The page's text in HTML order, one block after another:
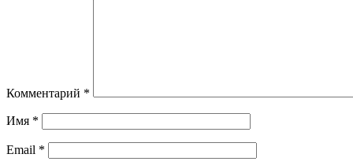
Комментарий *
Имя *
Email *